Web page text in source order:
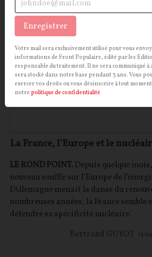
PLANÈTE
La France, l’Europe et le
LE ROND POINT.Depuis quelque
nouveau souffle sur l’Europe de
l’Allemagne menait la danse du
nombreuses années, la France semble
défendre sa spécificité nucléaire.
Bertrand GUYOT 13/
Enregistrer
Votre mail sera exclusivement utilisé pour vous
informations de Front Populaire, édité par les
responsable du traitement. Il ne sera communiqué à
sera stocké dans notre base pendant 3 ans. Vous
exercer vos droits ou vous désinscrire à tout
notre politique de confidentialité